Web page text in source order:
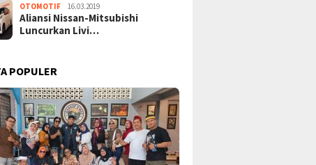
OTOMOTIF 16.03.2019
Aliansi Nissan-Mitsubishi
Luncurkan Livi…
POPULER